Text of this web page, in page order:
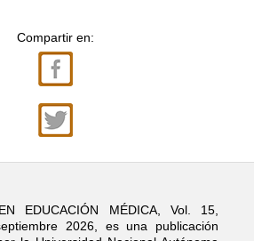
Compartir en:
EDUCACIÓN MÉDICA, Vol. 15,
2026, es una publicación